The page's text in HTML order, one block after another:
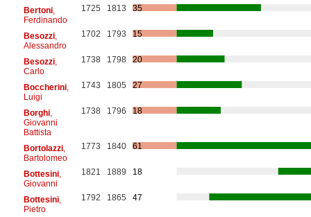
Bertoni,
Ferdinando
1725 1813 35
Besozzi,
Alessandro
1702 1793 15
Besozzi,
Carlo
1738 1798 20
Boccherini,
Luigi
1743 1805 27
Borghi,
Giovanni
Battista
1738 1796 18
Bortolazzi,
Bartolomeo
1773 1840 61
Bottesini,
Giovanni
1821 1889 18
Bottesini,
Pietro
1792 1865 47